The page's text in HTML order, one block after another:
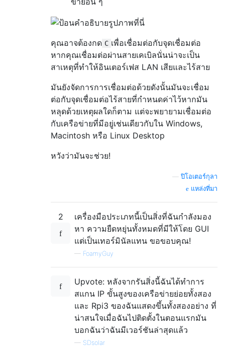
คุณอาจต้องกด C เพื่อเชื่อมต่อกับจุดเชื่อมต่อ
หากคุณเชื่อมต่อผ่านสายเคเบิลนั่นน่าจะเป็น
สาเหตุที่ทำให้อินเตอร์เฟส LAN เสียและไร้สาย
มันยังจัดการการเชื่อมต่อด้วยดังนั้นมันจะเชื่อม
ต่อกับจุดเชื่อมต่อไร้สายที่กำหนดค่าไว้หากมัน
หลุดด้วยเหตุผลใดก็ตาม แต่จะพยายามเชื่อมต่อ
กับเครือข่ายที่มีอยู่เช่นเดียวกับใน Windows,
Macintosh หรือ Linux Desktop
หวังว่ามันจะช่วย!
ปิโอเตอร์กุลา
แหล่งที่มา
2
เครื่องมือประเภทนี้เป็นสิ่งที่ฉันกำลังมอง
หา ความยืดหยุ่นทั้งหมดที่มีให้โดย GUI
แต่เป็นเทอร์มินัลแทน ขอขอบคุณ!
— FoamyGuy
Upvote: หลังจากรันสิ่งนี้ฉันได้ทำการ
สแกน IP ขั้นสูงของเครือข่ายย่อยทั้งสอง
และ Rpi3 ของฉันแสดงขึ้นทั้งสองอย่าง ที่
น่าสนใจเมื่อฉันไปติดตั้งในตอนแรกมัน
บอกฉันว่าฉันมีเวอร์ชันล่าสุดแล้ว
— SDsolar